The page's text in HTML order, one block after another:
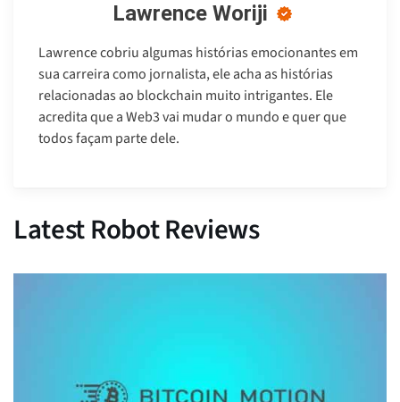
Lawrence Woriji
Lawrence cobriu algumas histórias emocionantes em
sua carreira como jornalista, ele acha as histórias
relacionadas ao blockchain muito intrigantes. Ele
acredita que a Web3 vai mudar o mundo e quer que
todos façam parte dele.
Latest Robot Reviews